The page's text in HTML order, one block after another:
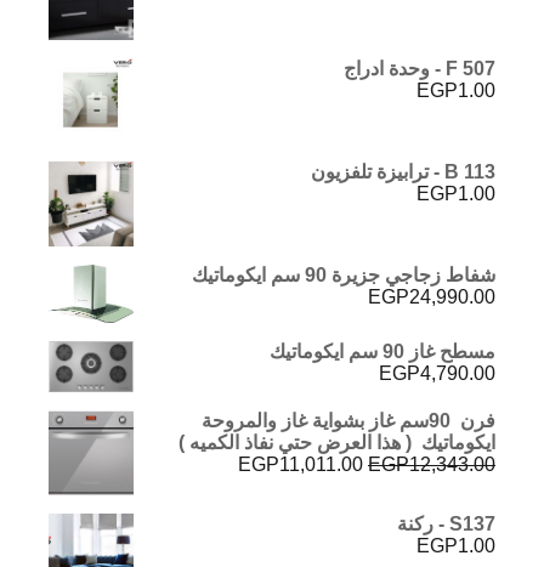
F 507 - وحدة ادراج
EGP1.00
B 113 - ترابيزة تلفزيون
EGP1.00
شفاط زجاجي جزيرة 90 سم ايكوماتيك
EGP24,990.00
مسطح غاز 90 سم ايكوماتيك
EGP4,790.00
فرن 90سم غاز بشواية غاز والمروحة
ايكوماتيك ( هذا العرض حتي نفاذ الكميه )
EGP12,343.00
السعر
EGP11,011.00
EGP11,011.00.
S137 - ركنة
EGP1.00